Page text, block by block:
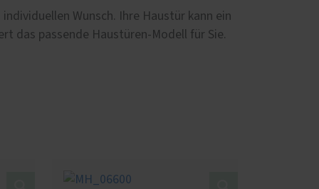
Wunsch. Ihre Haustür kann ein
das passende Haustüren-Modell für Sie.